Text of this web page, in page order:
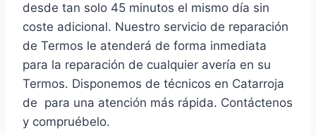
desde tan solo 45 minutos el mismo día sin
coste adicional. Nuestro servicio de reparación
de Termos le atenderá de forma inmediata
para la reparación de cualquier avería en su
Termos. Disponemos de técnicos en Catarroja
de para una atención más rápida. Contáctenos
y compruébelo.